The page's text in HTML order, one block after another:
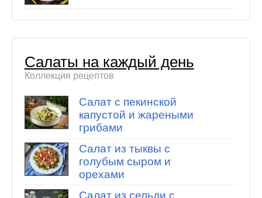
Салаты на каждый день
Коллекция рецептов
Салат с пекинской
капустой и жареными
грибами
Салат из тыквы с
голубым сыром и
орехами
Салат из сельди с